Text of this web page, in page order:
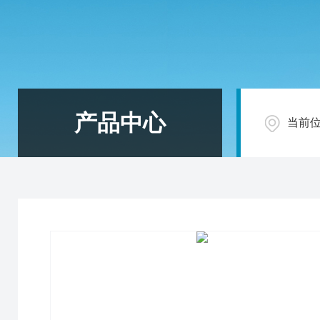
产品中心 当前